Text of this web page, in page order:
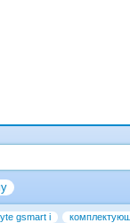
gsmart i